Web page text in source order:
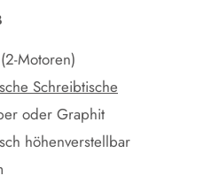
Motoren)
Schreibtische
oder Graphit
höhenverstellbar